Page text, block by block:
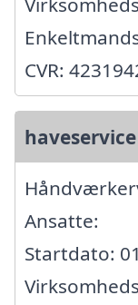
CVR:
Ansatte:
Startdato: